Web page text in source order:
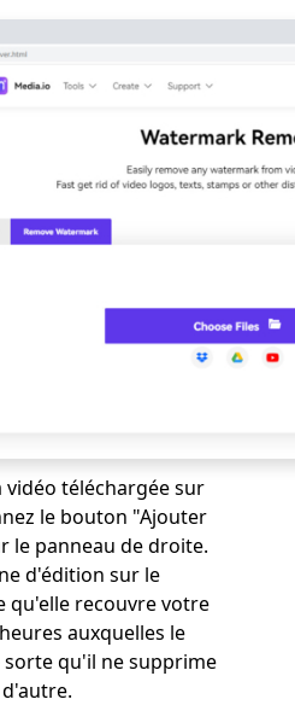
vidéo téléchargée sur
le bouton "Ajouter
le panneau de droite.
d'édition sur le
qu'elle recouvre votre
auxquelles le
qu'il ne supprime